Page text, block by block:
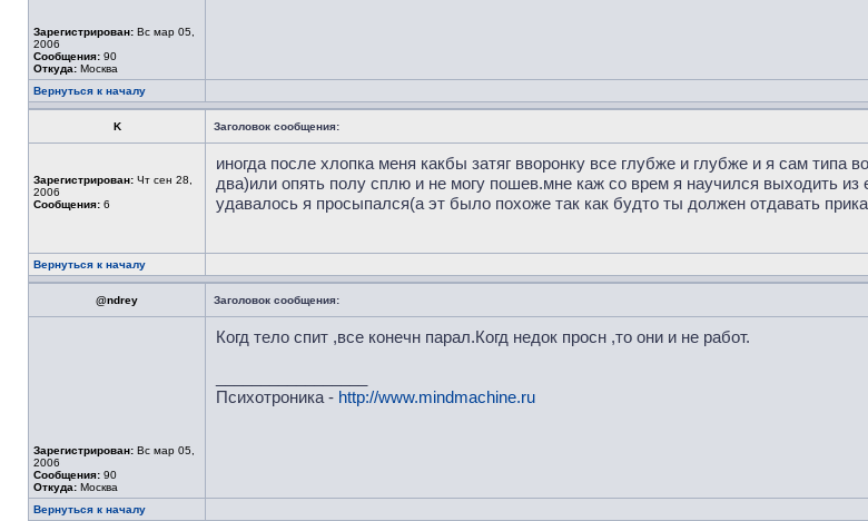
Зарегистрирован: Вс мар 05,
2006
Сообщения: 90
Откуда: Москва
Вернуться к началу
K Заголовок сообщения:
Зарегистрирован: Чт сен 28,
2006
Сообщения: 6
иногда после хлопка меня какбы затяг вворонку все глубже и глубже и я сам
два)или опять полу сплю и не могу пошев.мне каж со врем я научился выходить из
удавалось я просыпался(а эт было похоже так как будто ты должен отдавать
Вернуться к началу
@ndrey Заголовок сообщения:
Зарегистрирован: Вс мар 05,
2006
Сообщения: 90
Откуда: Москва
Когд тело спит ,все конечн парал.Когд недок просн ,то они и не работ.
Психотроника - http://www.mindmachine.ru
Вернуться к началу